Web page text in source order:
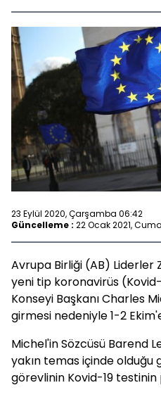
23 Eylül 2020, Çarşamba 06:42
Güncelleme : 22 Ocak 2021, Cuma
Avrupa Birliği (AB) Liderler
yeni tip koronavirüs
Konseyi Başkanı Charles
girmesi nedeniyle 1-2
Michel'in Sözcüsü Barend
yakın temas içinde olduğu
görevlinin Kovid-19 testinin